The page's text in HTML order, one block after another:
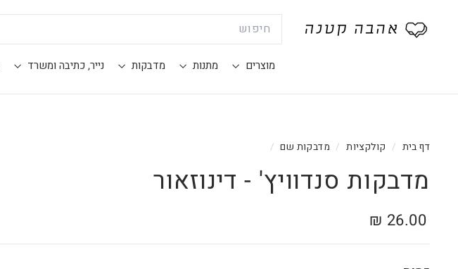
ה
ט
נ
ה
Search
מוצרים מתנות מדבקות נייר, כתיבה ומשרד
דף בית / קולקציות / מדבקות שם /
מדבקות סנדוויץ' - דינוזאור
מחיר
רגיל
26.00 ₪
26.00
₪